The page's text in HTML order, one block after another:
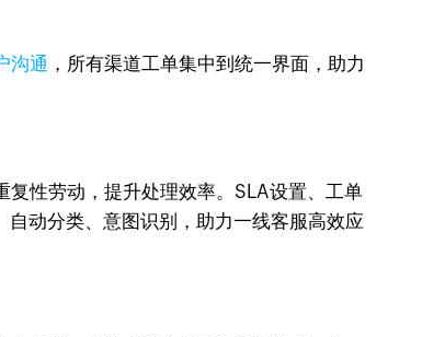
沟通 ，所有渠道工单集中到统一界面，助力
性劳动，提升处理效率。SLA设置、工单
动分类、意图识别，助力一线客服高效应